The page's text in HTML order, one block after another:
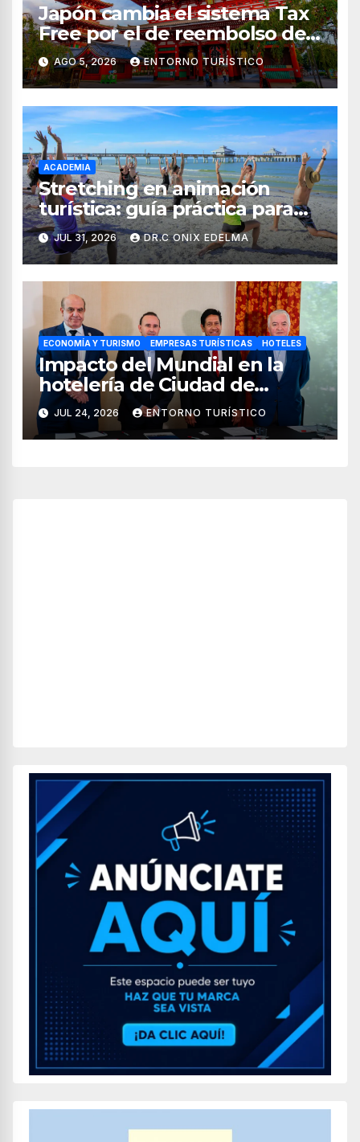
Japón cambia el sistema Tax
Free por el de reembolso de
impuestos desde noviembre
de 2026
AGO 5, 2026 ENTORNO TURÍSTICO
ACADEMIA
Stretching en animación
turística: guía práctica para
crear experiencias de
bienestar en hoteles
JUL 31, 2026 DR.C ONIX EDELMA
ECONOMÍA Y TURISMO EMPRESAS TURÍSTICAS HOTELES
Impacto del Mundial en la
hotelería de Ciudad de
México, Guadalajara y
Monterrey
JUL 24, 2026 ENTORNO TURÍSTICO